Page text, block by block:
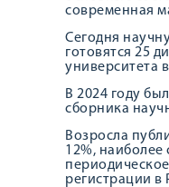
современная
Сегодня
готовятся 25
университета
В 2024 году
сборника
Возросла
12%,
регистрации